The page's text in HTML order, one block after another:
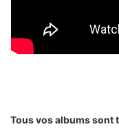
Tous vos albums sont